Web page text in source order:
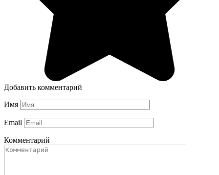
Добавить комментарий
Имя
Email
Комментарий